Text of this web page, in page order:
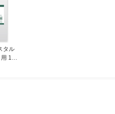
タル
100
(10